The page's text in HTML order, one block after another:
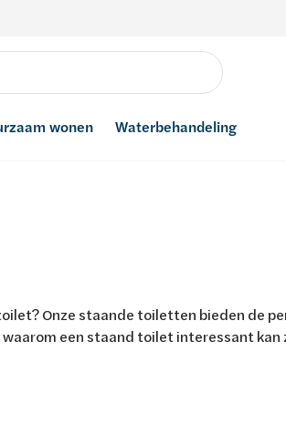
wonen Waterbehandeling
Onze staande toiletten bieden de
een staand toilet interessant kan